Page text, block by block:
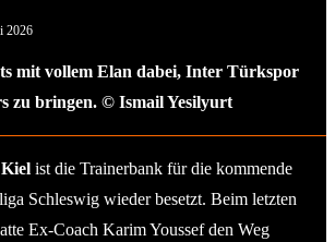
2026
mit vollem Elan dabei, Inter Türkspor
zu bringen. © Ismail Yesilyurt
ist die Trainerbank für die kommende
Schleswig wieder besetzt. Beim letzten
Ex-Coach Karim Youssef den Weg